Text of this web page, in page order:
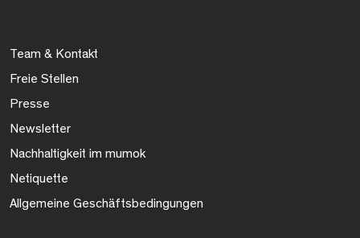
Team & Kontakt
Freie Stellen
Presse
Newsletter
Nachhaltigkeit im mumok
Netiquette
Allgemeine Geschäftsbedingungen